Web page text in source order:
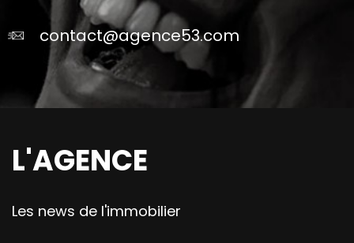
contact@agence53.com
L'AGENCE
Les news de l'immobilier